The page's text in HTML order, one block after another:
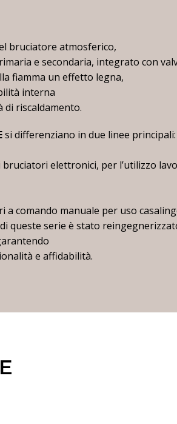
bruciatore atmosferico,
e secondaria, integrato con
fiamma un effetto legna,
interna
riscaldamento.
si differenziano in due linee principali:
bruciatori elettronici, per l’utilizzo
a comando manuale per uso
queste serie è stato
e affidabilità.